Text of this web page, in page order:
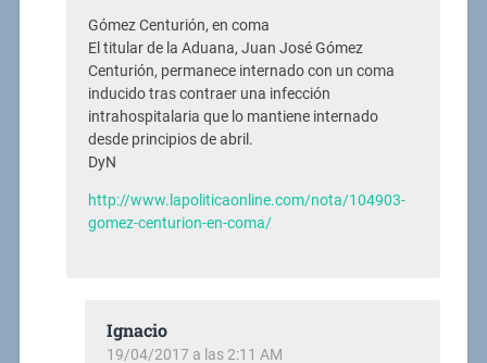
Gómez Centurión, en coma
El titular de la Aduana, Juan José Gómez
Centurión, permanece internado con un coma
inducido tras contraer una infección
intrahospitalaria que lo mantiene internado
desde principios de abril.
DyN
http://www.lapoliticaonline.com/nota/104903-
gomez-centurion-en-coma/
Ignacio
19/04/2017 a las 2:11 AM